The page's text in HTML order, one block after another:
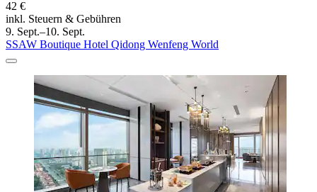
42 €
inkl. Steuern & Gebühren
9. Sept.–10. Sept.
SSAW Boutique Hotel Qidong Wenfeng World